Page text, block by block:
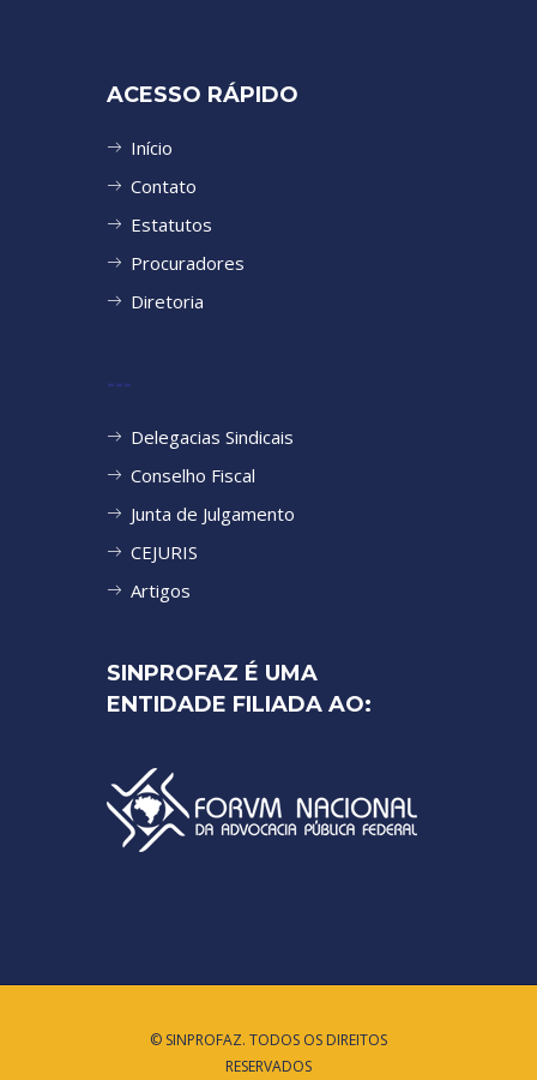
ACESSO RÁPIDO
Início
Contato
Estatutos
Procuradores
Diretoria
---
Delegacias Sindicais
Conselho Fiscal
Junta de Julgamento
CEJURIS
Artigos
SINPROFAZ É UMA
ENTIDADE FILIADA AO:
© SINPROFAZ. TODOS OS DIREITOS
RESERVADOS